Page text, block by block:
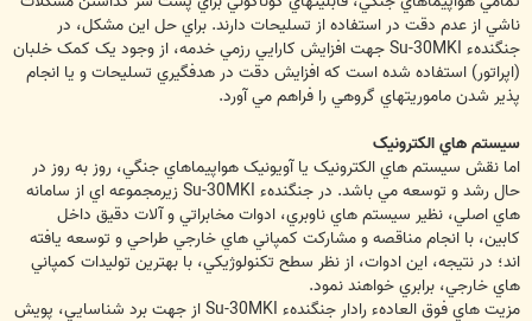
ناشي از عدم دقت در استفاده از تسليحات دارند. براي حل اين مشکل، در
جنگندهء Su-30MKI جهت افزايش کارايي رزمي خدمه، از وجود يک کمک خلبان
(اپراتور) استفاده شده است که افزايش دقت در هدفگيري تسليحات و يا انجام
پذير شدن ماموريتهاي گروهي را فراهم مي آورد.
سيستم هاي الکترونيک
اما نقش سيستم هاي الکترونيک يا آويونيک هواپيماهاي جنگي، روز به روز در
حال رشد و توسعه مي باشد. در جنگندهء Su-30MKI زيرمجموعه اي از سامانه
هاي اصلي، نظير سيستم هاي ناوبري، ادوات مخابراتي و آلات دقيق داخل
کابين،‌ با انجام مناقصه و مشارکت کمپاني هاي خارجي طراحي و توسعه يافته
اند؛ در نتيجه، اين ادوات، از نظر سطح تکنولوژيکي، با بهترين توليدات کمپاني
هاي خارجي، برابري خواهند نمود.
مزيت هاي فوق العادهء رادار جنگندهء Su-30MKI از جهت برد شناسايي، پويش